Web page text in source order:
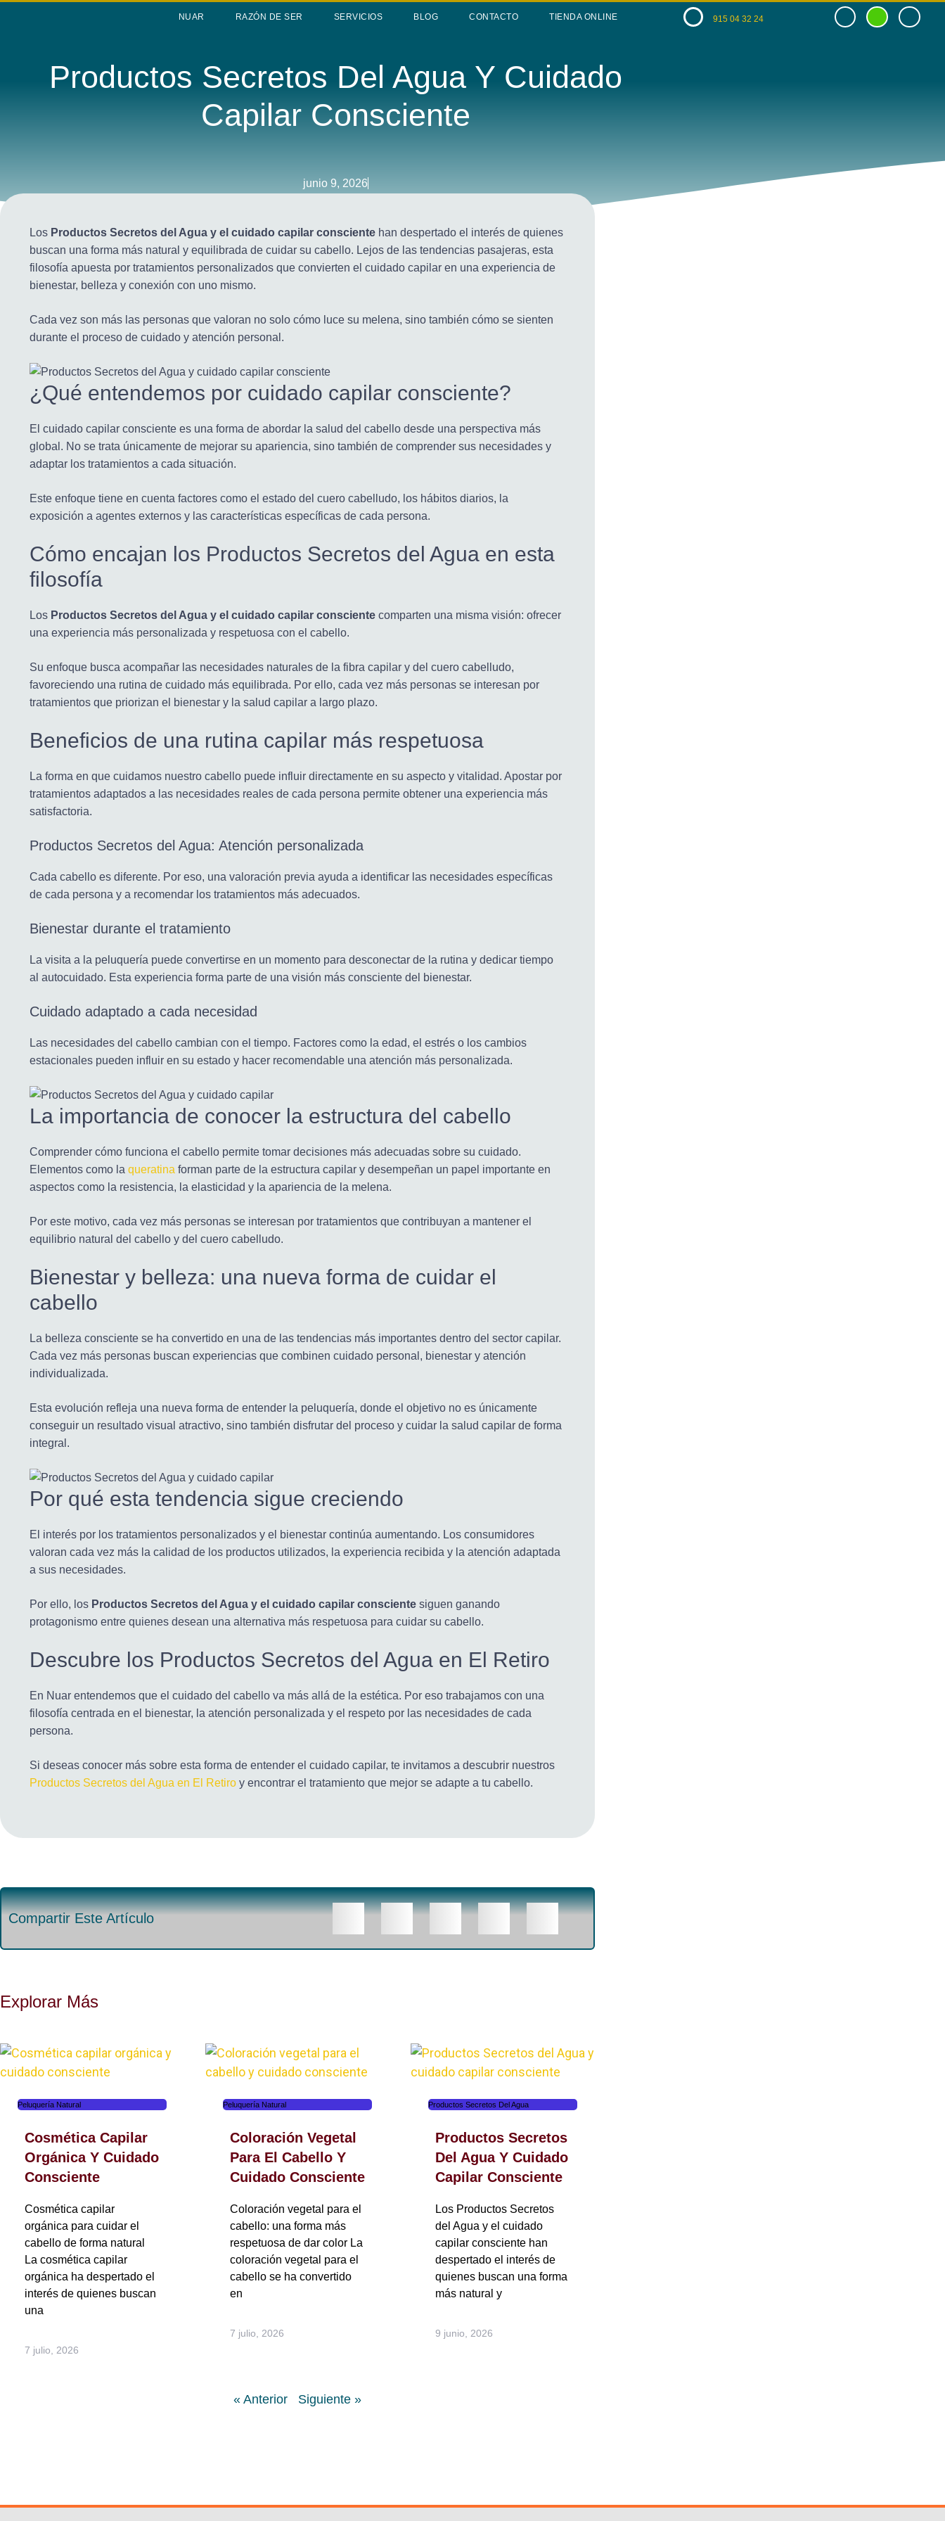
NUAR RAZÓN DE SER SERVICIOS BLOG CONTACTO TIENDA ONLINE 915 04 32 24
Productos Secretos Del Agua Y Cuidado
Capilar Consciente
junio 9, 2026
Los Productos Secretos del Agua y el cuidado capilar consciente han despertado el interés de quienes
buscan una forma más natural y equilibrada de cuidar su cabello. Lejos de las tendencias pasajeras, esta
filosofía apuesta por tratamientos personalizados que convierten el cuidado capilar en una experiencia de
bienestar, belleza y conexión con uno mismo.
Cada vez son más las personas que valoran no solo cómo luce su melena, sino también cómo se sienten
durante el proceso de cuidado y atención personal.
¿Qué entendemos por cuidado capilar consciente?
El cuidado capilar consciente es una forma de abordar la salud del cabello desde una perspectiva más
global. No se trata únicamente de mejorar su apariencia, sino también de comprender sus necesidades y
adaptar los tratamientos a cada situación.
Este enfoque tiene en cuenta factores como el estado del cuero cabelludo, los hábitos diarios, la
exposición a agentes externos y las características específicas de cada persona.
Cómo encajan los Productos Secretos del Agua en esta
filosofía
Los Productos Secretos del Agua y el cuidado capilar consciente comparten una misma visión: ofrecer
una experiencia más personalizada y respetuosa con el cabello.
Su enfoque busca acompañar las necesidades naturales de la fibra capilar y del cuero cabelludo,
favoreciendo una rutina de cuidado más equilibrada. Por ello, cada vez más personas se interesan por
tratamientos que priorizan el bienestar y la salud capilar a largo plazo.
Beneficios de una rutina capilar más respetuosa
La forma en que cuidamos nuestro cabello puede influir directamente en su aspecto y vitalidad. Apostar por
tratamientos adaptados a las necesidades reales de cada persona permite obtener una experiencia más
satisfactoria.
Productos Secretos del Agua: Atención personalizada
Cada cabello es diferente. Por eso, una valoración previa ayuda a identificar las necesidades específicas
de cada persona y a recomendar los tratamientos más adecuados.
Bienestar durante el tratamiento
La visita a la peluquería puede convertirse en un momento para desconectar de la rutina y dedicar tiempo
al autocuidado. Esta experiencia forma parte de una visión más consciente del bienestar.
Cuidado adaptado a cada necesidad
Las necesidades del cabello cambian con el tiempo. Factores como la edad, el estrés o los cambios
estacionales pueden influir en su estado y hacer recomendable una atención más personalizada.
La importancia de conocer la estructura del cabello
Comprender cómo funciona el cabello permite tomar decisiones más adecuadas sobre su cuidado.
Elementos como laqueratina forman parte de la estructura capilar y desempeñan un papel importante en
aspectos como la resistencia, la elasticidad y la apariencia de la melena.
Por este motivo, cada vez más personas se interesan por tratamientos que contribuyan a mantener el
equilibrio natural del cabello y del cuero cabelludo.
Bienestar y belleza: una nueva forma de cuidar el
cabello
La belleza consciente se ha convertido en una de las tendencias más importantes dentro del sector capilar.
Cada vez más personas buscan experiencias que combinen cuidado personal, bienestar y atención
individualizada.
Esta evolución refleja una nueva forma de entender la peluquería, donde el objetivo no es únicamente
conseguir un resultado visual atractivo, sino también disfrutar del proceso y cuidar la salud capilar de forma
integral.
Por qué esta tendencia sigue creciendo
El interés por los tratamientos personalizados y el bienestar continúa aumentando. Los consumidores
valoran cada vez más la calidad de los productos utilizados, la experiencia recibida y la atención adaptada
a sus necesidades.
Por ello, los Productos Secretos del Agua y el cuidado capilar consciente siguen ganando
protagonismo entre quienes desean una alternativa más respetuosa para cuidar su cabello.
Descubre los Productos Secretos del Agua en El Retiro
En Nuar entendemos que el cuidado del cabello va más allá de la estética. Por eso trabajamos con una
filosofía centrada en el bienestar, la atención personalizada y el respeto por las necesidades de cada
persona.
Si deseas conocer más sobre esta forma de entender el cuidado capilar, te invitamos a descubrir nuestros
Productos Secretos del Agua en El Retiro y encontrar el tratamiento que mejor se adapte a tu cabello.
Compartir Este Artículo
Explorar Más
Peluquería Natural
Cosmética Capilar
Orgánica Y Cuidado
Consciente
Cosmética capilar
orgánica para cuidar el
cabello de forma natural
La cosmética capilar
orgánica ha despertado el
interés de quienes buscan
una
7 julio, 2026
Peluquería Natural
Coloración Vegetal
Para El Cabello Y
Cuidado Consciente
Coloración vegetal para el
cabello: una forma más
respetuosa de dar color La
coloración vegetal para el
cabello se ha convertido
en
7 julio, 2026
Productos Secretos Del Agua
Productos Secretos
Del Agua Y Cuidado
Capilar Consciente
Los Productos Secretos
del Agua y el cuidado
capilar consciente han
despertado el interés de
quienes buscan una forma
más natural y
9 junio, 2026
« Anterior Siguiente »